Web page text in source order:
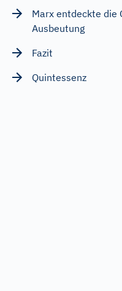
Marx entdeckte die
Ausbeutung
Fazit
Quintessenz